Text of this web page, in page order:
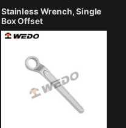
Stainless Wrench, Single
Box Offset